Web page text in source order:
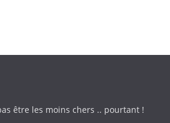
être les moins chers .. pourtant !